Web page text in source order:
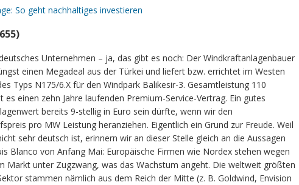
So geht nachhaltiges investieren
Unternehmen – ja, das gibt es noch: Der Windkraftanlagenbauer
einen Megadeal aus der Türkei und liefert bzw. errichtet im Westen
Typs N175/6.X für den Windpark Balikesir-3. Gesamtleistung 110
einen zehn Jahre laufenden Premium-Service-Vertrag. Ein gutes
bereits 9-stellig in Euro sein dürfte, wenn wir den
pro MW Leistung heranziehen. Eigentlich ein Grund zur Freude. Weil
sehr deutsch ist, erinnern wir an dieser Stelle gleich an die Aussagen
Blanco von Anfang Mai: Europäische Firmen wie Nordex stehen wegen
Markt unter Zugzwang, was das Wachstum angeht. Die weltweit größten
stammen nämlich aus dem Reich der Mitte (z. B. Goldwind, Envision